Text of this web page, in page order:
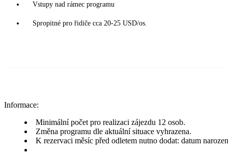
Vstupy nad rámec programu
Spropitné pro řidiče cca 20-25 USD/os.
Informace:
Minimální počet pro realizaci zájezdu 12 osob.
Změna programu dle aktuální situace vyhrazena.
K rezervaci měsíc před odletem nutno dodat: datum